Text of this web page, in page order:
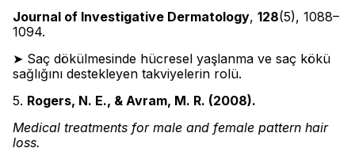
Journal of Investigative Dermatology, 128(5), 1088–
1094.
➤ Saç dökülmesinde hücresel yaşlanma ve saç kökü
sağlığını destekleyen takviyelerin rolü.
5. Rogers, N. E., & Avram, M. R. (2008).
Medical treatments for male and female pattern hair
loss.